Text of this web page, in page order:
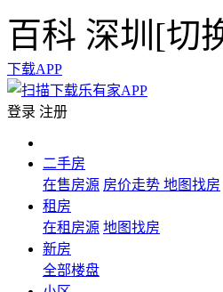
百科 深圳[切
下载APP
登录 注册
二手房
在售房源 房价走势 地图找房
租房
在租房源 地图找房
新房
全部楼盘